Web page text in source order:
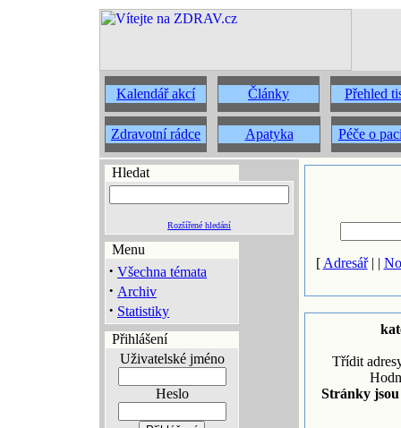
Kalendář akcí Články Přehled
Zdravotní rádce Apatyka Péče o
Hledat
Rozšířené hledání
Menu
· Všechna témata
· Archiv
· Statistiky
Přihlášení
Uživatelské jméno
Heslo
[ Adresář| |
Třídit
Stránky